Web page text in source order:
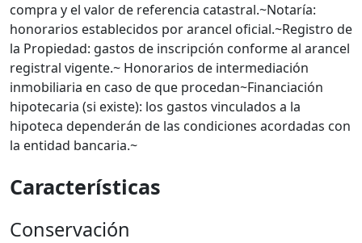
compra y el valor de referencia catastral.~Notaría:
honorarios establecidos por arancel oficial.~Registro de
la Propiedad: gastos de inscripción conforme al arancel
registral vigente.~ Honorarios de intermediación
inmobiliaria en caso de que procedan~Financiación
hipotecaria (si existe): los gastos vinculados a la
hipoteca dependerán de las condiciones acordadas con
la entidad bancaria.~
Características
Conservación